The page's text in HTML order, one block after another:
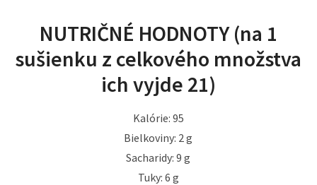
NUTRIČNÉ HODNOTY (na 1
sušienku z celkového množstva
ich vyjde 21)
Kalórie: 95
Bielkoviny: 2 g
Sacharidy: 9 g
Tuky: 6 g